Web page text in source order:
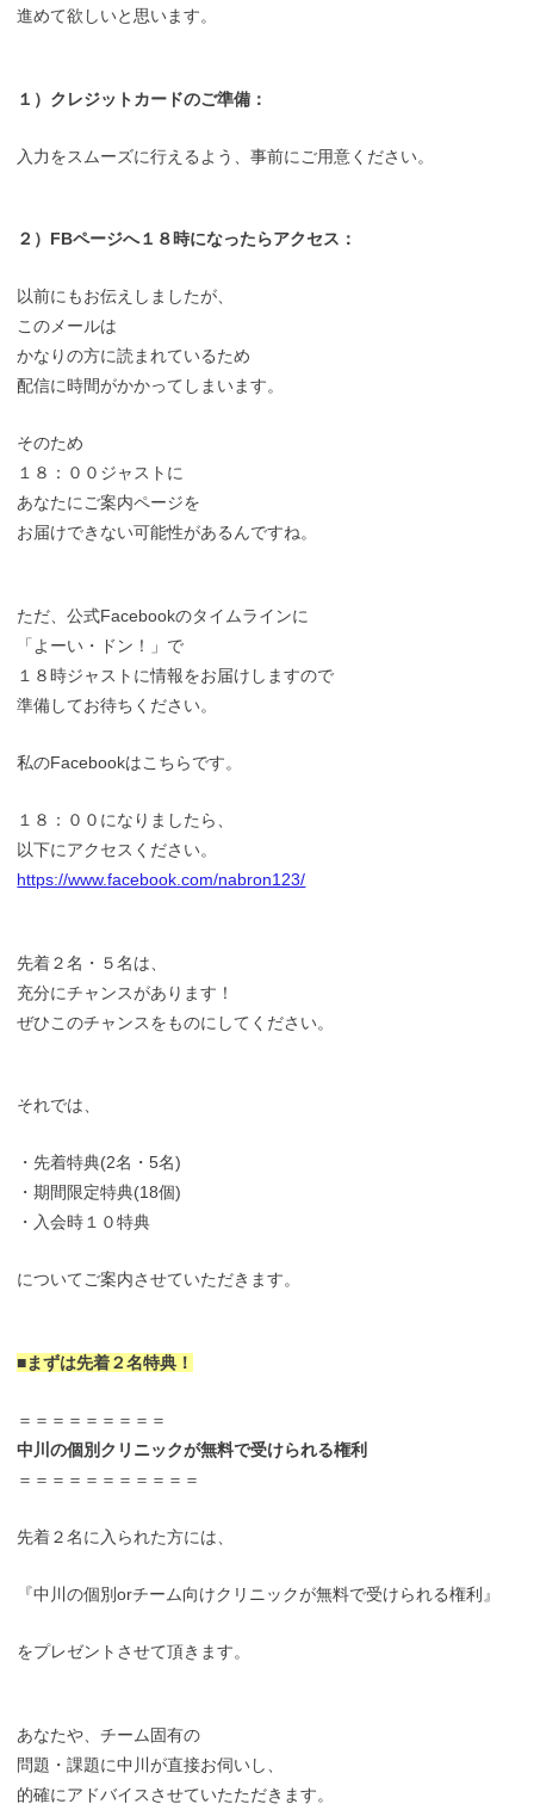
進めて欲しいと思います。
１）クレジットカードのご準備：
入力をスムーズに行えるよう、事前にご用意ください。
２）FBページへ１８時になったらアクセス：
以前にもお伝えしましたが、
このメールは
かなりの方に読まれているため
配信に時間がかかってしまいます。
そのため
１８：００ジャストに
あなたにご案内ページを
お届けできない可能性があるんですね。
ただ、公式Facebookのタイムラインに
「よーい・ドン！」で
１８時ジャストに情報をお届けしますので
準備してお待ちください。
私のFacebookはこちらです。
１８：００になりましたら、
以下にアクセスください。
https://www.facebook.com/nabron123/
先着２名・５名は、
充分にチャンスがあります！
ぜひこのチャンスをものにしてください。
それでは、
・先着特典(2名・5名)
・期間限定特典(18個)
・入会時１０特典
についてご案内させていただきます。
■まずは先着２名特典！
＝＝＝＝＝＝＝＝＝
中川の個別クリニックが無料で受けられる権利
＝＝＝＝＝＝＝＝＝＝＝
先着２名に入られた方には、
『中川の個別orチーム向けクリニックが無料で受けられる権利』
をプレゼントさせて頂きます。
あなたや、チーム固有の
問題・課題に中川が直接お伺いし、
的確にアドバイスさせていたただきます。